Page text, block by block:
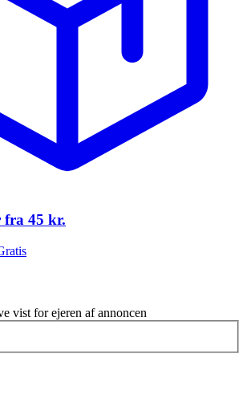
fra 45 kr.
vist for ejeren af annoncen